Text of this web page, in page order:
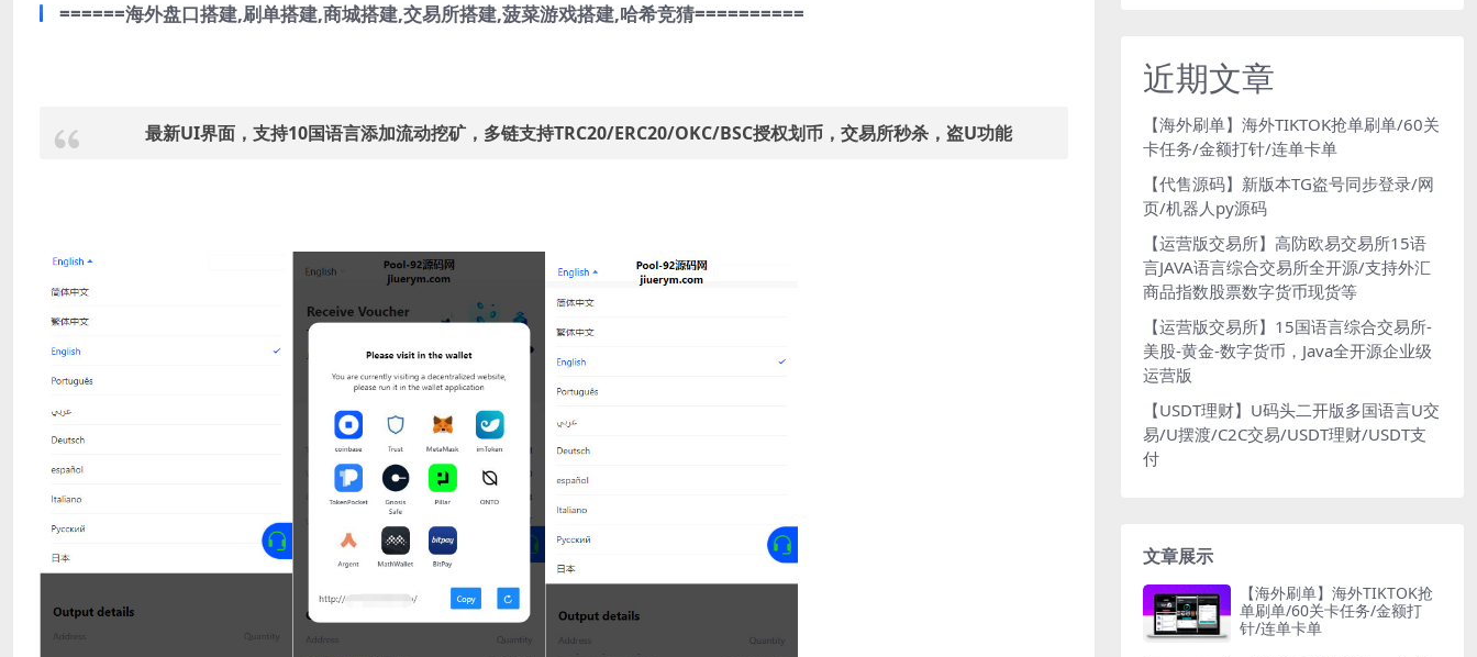
======海外盘口搭建,刷单搭建,商城搭建,交易所搭建,菠菜游戏搭建,哈希竞猜==========
最新UI界面，支持10国语言添加流动挖矿，多链支持TRC20/ERC20/OKC/BSC授权划币，交易所秒杀，盗U功能
近期文章
【海外刷单】海外TIKTOK抢单刷单/60关
卡任务/金额打针/连单卡单
【代售源码】新版本TG盗号同步登录/网
页/机器人py源码
【运营版交易所】高防欧易交易所15语
言JAVA语言综合交易所全开源/支持外汇
商品指数股票数字货币现货等
【运营版交易所】15国语言综合交易所-
美股-黄金-数字货币，Java全开源企业级
运营版
【USDT理财】U码头二开版多国语言U交
易/U摆渡/C2C交易/USDT理财/USDT支
付
文章展示
【海外刷单】海外TIKTOK抢
单刷单/60关卡任务/金额打
针/连单卡单